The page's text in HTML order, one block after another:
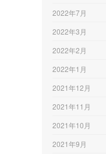
2022年7月
2022年3月
2022年2月
2022年1月
2021年12月
2021年11月
2021年10月
2021年9月